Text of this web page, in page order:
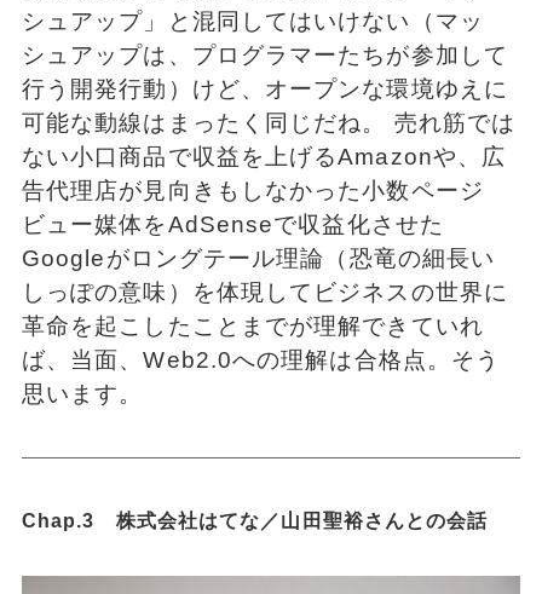
シュアップ」と混同してはいけない（マッ
シュアップは、プログラマーたちが参加して
行う開発行動）けど、オープンな環境ゆえに
可能な動線はまったく同じだね。 売れ筋では
ない小口商品で収益を上げるAmazonや、広
告代理店が見向きもしなかった小数ページ
ビュー媒体をAdSenseで収益化させた
Googleがロングテール理論（恐竜の細長い
しっぽの意味）を体現してビジネスの世界に
革命を起こしたことまでが理解できていれ
ば、当面、Web2.0への理解は合格点。そう
思います。
Chap.3 株式会社はてな／山田聖裕さんとの会話